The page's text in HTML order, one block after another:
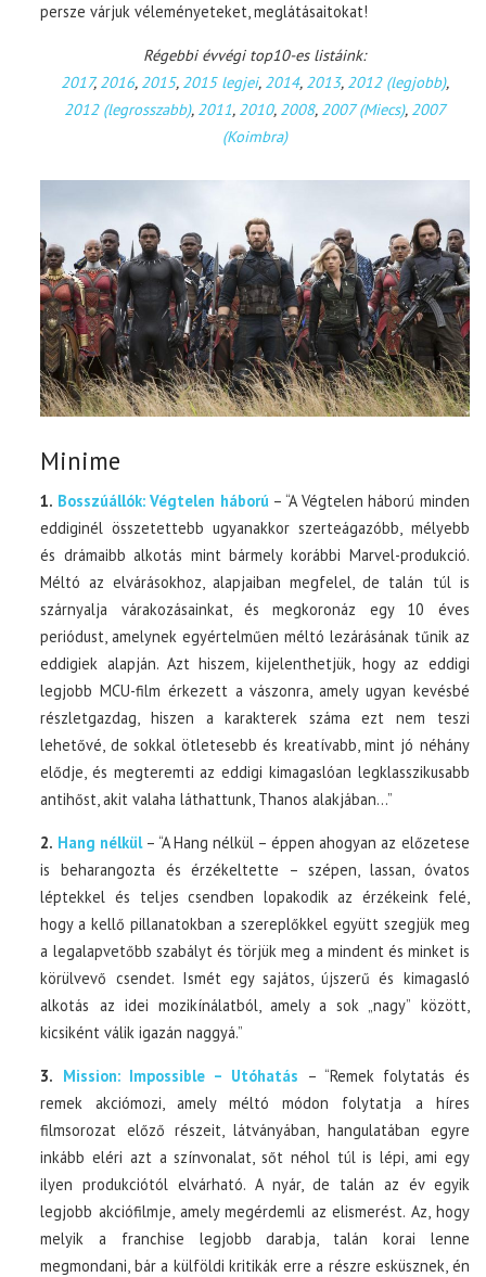
persze várjuk véleményeteket, meglátásaitokat!
Régebbi évvégi top10-es listáink:
2017,2016, 2015, 2015 legjei, 2014, 2013, 2012 (legjobb),
2012 (legrosszabb), 2011, 2010, 2008, 2007 (Miecs), 2007
(Koimbra)
Minime
1. Bosszúállók: Végtelen háború – “A Végtelen háború minden
eddiginél összetettebb ugyanakkor szerteágazóbb, mélyebb
és drámaibb alkotás mint bármely korábbi Marvel-produkció.
Méltó az elvárásokhoz, alapjaiban megfelel, de talán túl is
szárnyalja várakozásainkat, és megkoronáz egy 10 éves
periódust, amelynek egyértelműen méltó lezárásának tűnik az
eddigiek alapján. Azt hiszem, kijelenthetjük, hogy az eddigi
legjobb MCU-film érkezett a vászonra, amely ugyan kevésbé
részletgazdag, hiszen a karakterek száma ezt nem teszi
lehetővé, de sokkal ötletesebb és kreatívabb, mint jó néhány
elődje, és megteremti az eddigi kimagaslóan legklasszikusabb
antihőst, akit valaha láthattunk, Thanos alakjában…”
2. Hang nélkül– “A Hang nélkül – éppen ahogyan az előzetese
is beharangozta és érzékeltette – szépen, lassan, óvatos
léptekkel és teljes csendben lopakodik az érzékeink felé,
hogy a kellő pillanatokban a szereplőkkel együtt szegjük meg
a legalapvetőbb szabályt és törjük meg a mindent és minket is
körülvevő csendet. Ismét egy sajátos, újszerű és kimagasló
alkotás az idei mozikínálatból, amely a sok „nagy” között,
kicsiként válik igazán naggyá.”
3. Mission: Impossible – Utóhatás – “Remek folytatás és
remek akciómozi, amely méltó módon folytatja a híres
filmsorozat előző részeit, látványában, hangulatában egyre
inkább eléri azt a színvonalat, sőt néhol túl is lépi, ami egy
ilyen produkciótól elvárható. A nyár, de talán az év egyik
legjobb akciófilmje, amely megérdemli az elismerést. Az, hogy
melyik a franchise legjobb darabja, talán korai lenne
megmondani, bár a külföldi kritikák erre a részre esküsznek, én